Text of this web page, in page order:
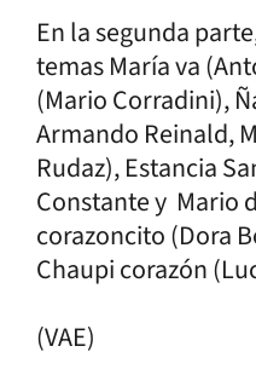
En la segunda
temas María va
(Mario Corradini),
Armando Reinald,
Rudaz), Estancia
Constante y Mario
corazoncito (Dora
Chaupi corazón
(VAE)